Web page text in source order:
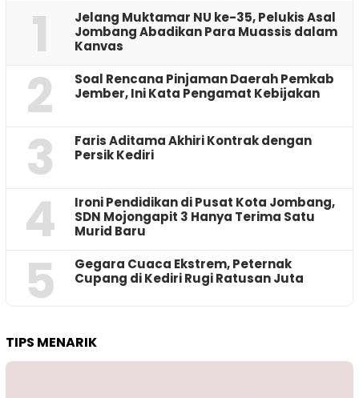
1
Jelang Muktamar NU ke-35, Pelukis Asal
Jombang Abadikan Para Muassis dalam
Kanvas
2
‎Soal Rencana Pinjaman Daerah Pemkab
Jember, Ini Kata Pengamat Kebijakan ‎
3
Faris Aditama Akhiri Kontrak dengan
Persik Kediri
4
Ironi Pendidikan di Pusat Kota Jombang,
SDN Mojongapit 3 Hanya Terima Satu
Murid Baru
5
‎Gegara Cuaca Ekstrem, Peternak
Cupang di Kediri Rugi Ratusan Juta
TIPS MENARIK